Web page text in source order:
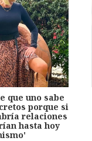
que uno sabe
porque si
relaciones
hasta hoy